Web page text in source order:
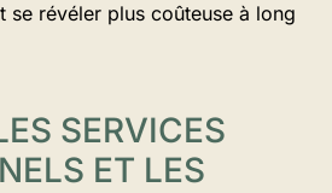
se révéler plus coûteuse à long
SERVICES
ET LES